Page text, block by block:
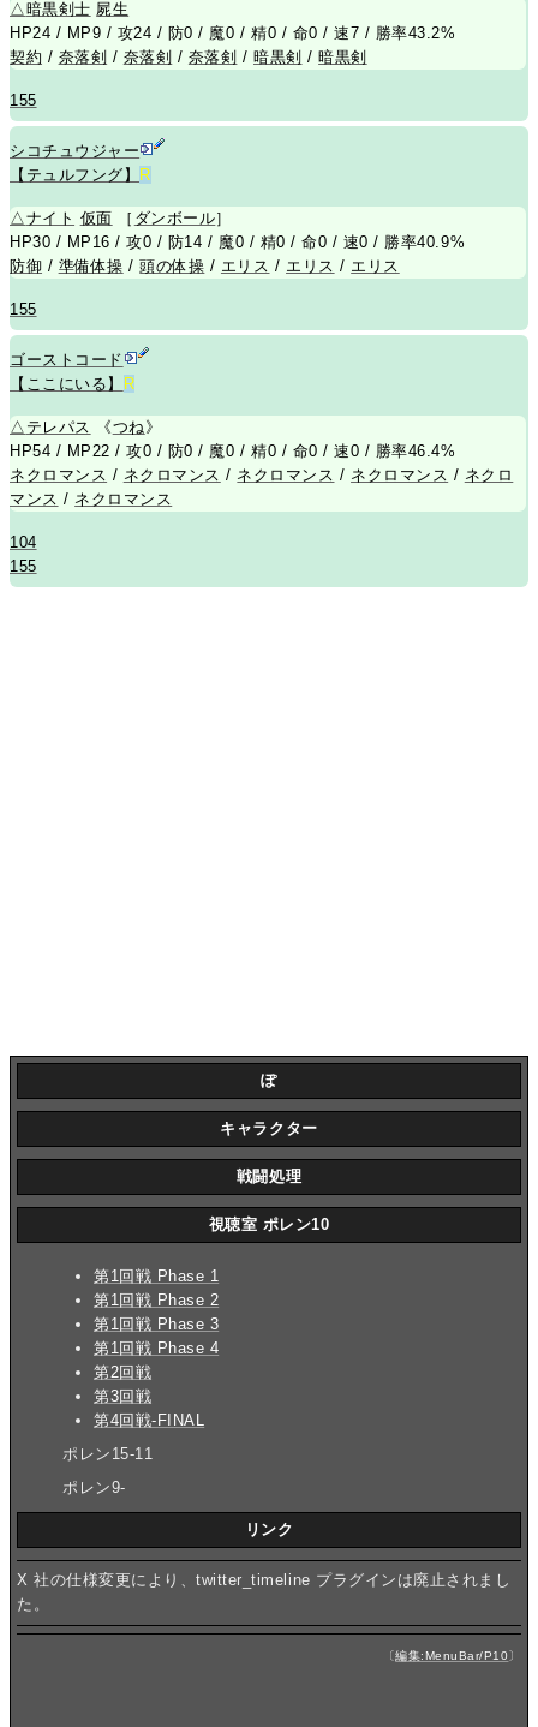
△ 暗黒剣士 屍生
HP24 / MP9 / 攻24 / 防0 / 魔0 / 精0 / 命0 / 速7 / 勝率43.2%
契約 / 奈落剣 / 奈落剣 / 奈落剣 / 暗黒剣 /暗黒剣
155
シコチュウジャー
【テュルフング】 R
△ ナイト 仮面 ［ ダンボール］
HP30 / MP16 / 攻0 / 防14 / 魔0 / 精0 / 命0 / 速0 / 勝率40.9%
防御 / 準備体操 /頭の体操 / エリス / エリス / エリス
155
ゴーストコード
【ここにいる】 R
△ テレパス 《つね 》
HP54 / MP22 / 攻0 / 防0 / 魔0 / 精0 / 命0 / 速0 / 勝率46.4%
ネクロマンス / ネクロマンス / ネクロマンス / ネクロマンス / ネクロ
マンス / ネクロマンス
104
155
ぽ
キャラクター
戦闘処理
視聴室 ポレン10
第1回戦 Phase 1
第1回戦 Phase 2
第1回戦 Phase 3
第1回戦 Phase 4
第2回戦
第3回戦
第4回戦-FINAL
ポレン15-11
ポレン9-
リンク
X 社の仕様変更により、twitter_timeline プラグインは廃止されまし
た。
〔編集:MenuBar/P10〕